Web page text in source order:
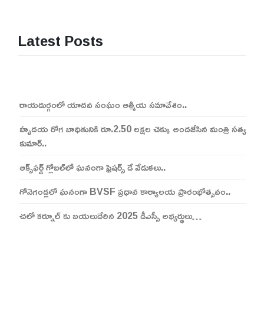
Latest Posts
రాయదుర్గంలో యాదవ సంఘం ఆత్మీయ సమావేశం..
హృదయ రోగ బాధితునికి రూ.2.50 లక్షల చెక్కు అందజేసిన మంత్రి సత్య
కుమార్..
ఆక్స్‌ఫర్డ్ గ్లోబల్‌లో ఘనంగా ఫ్రెషర్స్ డే వేడుకలు..
గోనెగండ్లలో ఘనంగా BVSF ప్రధాన కార్యాలయ ప్రారంభోత్సవం..
చలో కర్నూల్ కు బయలుదేరిన 2025 డీఎస్సీ అభ్యర్థులు…